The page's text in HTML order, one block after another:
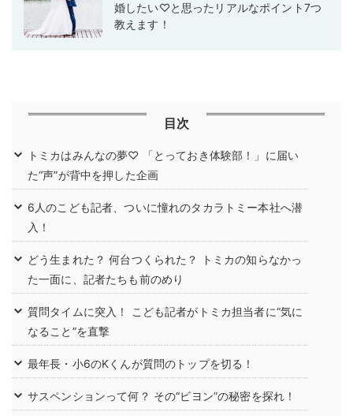
婚したい♡と思ったリアルなポイント7つ
教えます！
目次
トミカはみんなの夢♡ 「とっておき体験部！」に届い
た“声”が背中を押した企画
6人のこども記者、ついに憧れのタカラトミー本社へ潜
入！
どう生まれた？ 何台つくられた？ トミカの知らなかっ
た一面に、記者たちも前のめり
質問タイムに突入！ こども記者がトミカ担当者に“気に
なること”を直撃
最年長・小6のKくんが質問のトップを切る！
サスペンションって何？ その“ビヨン”の秘密を探れ！